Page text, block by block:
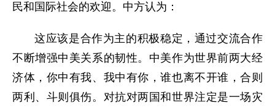
民和国际社会的欢迎。中方认为：
这应该是合作为主的积极稳定，通过交流合作
不断增强中美关系的韧性。中美作为世界前两大经
济体，你中有我、我中有你，谁也离不开谁，合则
两利、斗则俱伤。对抗对两国和世界注定是一场灾